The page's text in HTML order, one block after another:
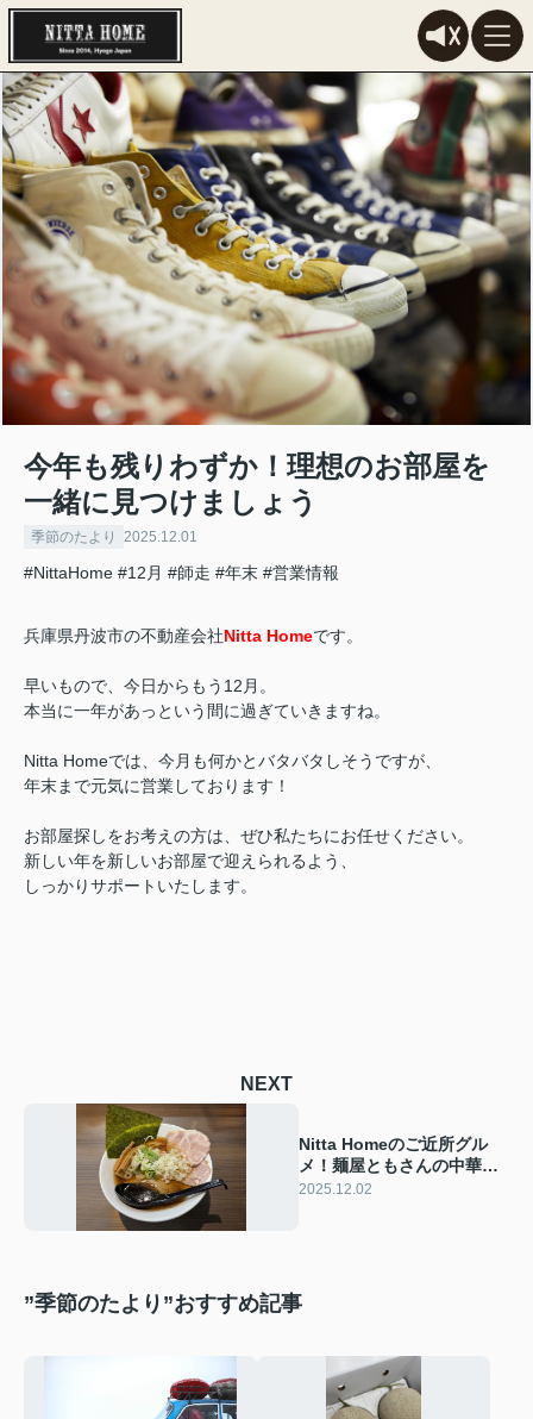
今年も残りわずか！理想のお部屋を
一緒に見つけましょう
季節のたより 2025.12.01
#NittaHome #12月 #師走 #年末 #営業情報
兵庫県丹波市の不動産会社Nitta Homeです。
早いもので、今日からもう12月。
本当に一年があっという間に過ぎていきますね。
Nitta Homeでは、今月も何かとバタバタしそうですが、
年末まで元気に営業しております！
お部屋探しをお考えの方は、ぜひ私たちにお任せください。
新しい年を新しいお部屋で迎えられるよう、
しっかりサポートいたします。
NEXT
Nitta Homeのご近所グル
メ！麺屋ともさんの中華そ
ばを堪能
2025.12.02
”季節のたより”おすすめ記事